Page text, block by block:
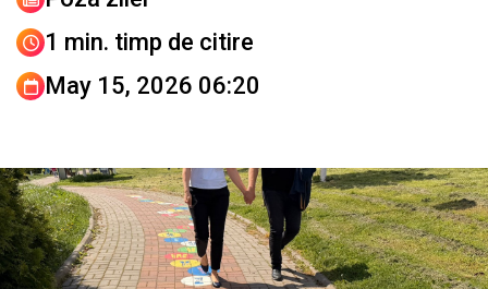
1 min. timp de citire
May 15, 2026 06:20